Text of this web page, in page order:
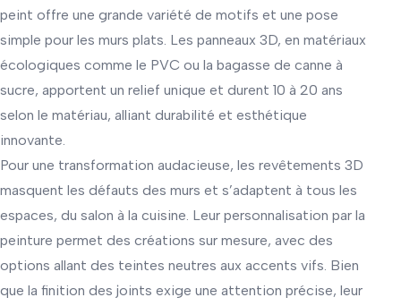
peint offre une grande variété de motifs et une pose
simple pour les murs plats. Les panneaux 3D, en matériaux
écologiques comme le PVC ou la bagasse de canne à
sucre, apportent un relief unique et durent 10 à 20 ans
selon le matériau, alliant durabilité et esthétique
innovante.
Pour une transformation audacieuse, les revêtements 3D
masquent les défauts des murs et s’adaptent à tous les
espaces, du salon à la cuisine. Leur personnalisation par la
peinture permet des créations sur mesure, avec des
options allant des teintes neutres aux accents vifs. Bien
que la finition des joints exige une attention précise, leur